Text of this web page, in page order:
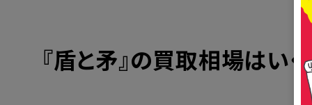
『盾と矛』の買取相場はいく